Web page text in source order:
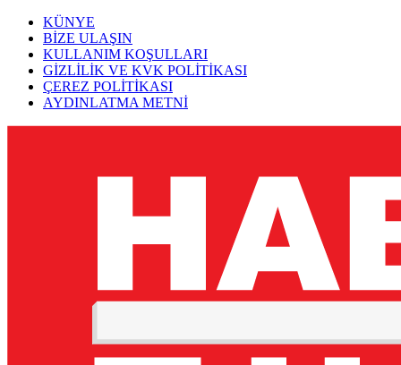
KÜNYE
BİZE ULAŞIN
KULLANIM KOŞULLARI
GİZLİLİK VE KVK POLİTİKASI
ÇEREZ POLİTİKASI
AYDINLATMA METNİ